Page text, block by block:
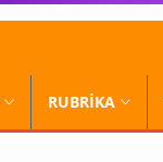
RUBRİKA